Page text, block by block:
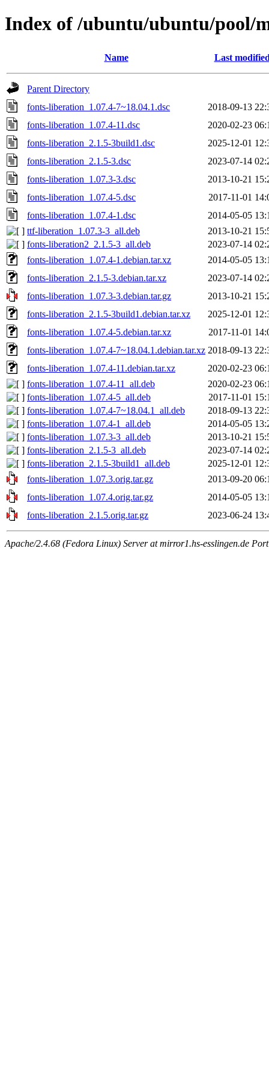
Index of /ubuntu/ubuntu/pool/
Name Last
Parent Directory
fonts-liberation_1.07.4-7~18.04.1.dsc
2018-09-13
fonts-liberation_1.07.4-11.dsc
2020-02-23
fonts-liberation_2.1.5-3build1.dsc
2025-12-01
fonts-liberation_2.1.5-3.dsc
2023-07-14
fonts-liberation_1.07.3-3.dsc
2013-10-21
fonts-liberation_1.07.4-5.dsc
2017-11-01
fonts-liberation_1.07.4-1.dsc
2014-05-05
ttf-liberation_1.07.3-3_all.deb
2013-10-21
fonts-liberation2_2.1.5-3_all.deb
2023-07-14
fonts-liberation_1.07.4-1.debian.tar.xz
2014-05-05
fonts-liberation_2.1.5-3.debian.tar.xz
2023-07-14
fonts-liberation_1.07.3-3.debian.tar.gz
2013-10-21
fonts-liberation_2.1.5-3build1.debian.tar.xz
2025-12-01
fonts-liberation_1.07.4-5.debian.tar.xz
2017-11-01
fonts-liberation_1.07.4-7~18.04.1.debian.tar.xz 2018-09-13
fonts-liberation_1.07.4-11.debian.tar.xz
2020-02-23
fonts-liberation_1.07.4-11_all.deb
2020-02-23
fonts-liberation_1.07.4-5_all.deb
2017-11-01
fonts-liberation_1.07.4-7~18.04.1_all.deb
2018-09-13
fonts-liberation_1.07.4-1_all.deb
2014-05-05
fonts-liberation_1.07.3-3_all.deb
2013-10-21
fonts-liberation_2.1.5-3_all.deb
2023-07-14
fonts-liberation_2.1.5-3build1_all.deb
2025-12-01
fonts-liberation_1.07.3.orig.tar.gz
2013-09-20
fonts-liberation_1.07.4.orig.tar.gz
2014-05-05
fonts-liberation_2.1.5.orig.tar.gz
2023-06-24
Apache/2.4.68 (Fedora Linux) Server at mirror1.hs-esslingen.de